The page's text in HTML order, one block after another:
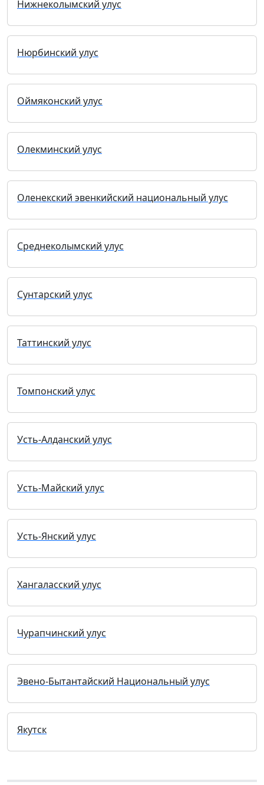
Нижнеколымский улус
Нюрбинский улус
Оймяконский улус
Олекминский улус
Оленекский эвенкийский национальный улус
Среднеколымский улус
Сунтарский улус
Таттинский улус
Томпонский улус
Усть-Алданский улус
Усть-Майский улус
Усть-Янский улус
Хангаласский улус
Чурапчинский улус
Эвено-Бытантайский Национальный улус
Якутск